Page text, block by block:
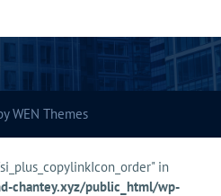
WEN Themes
in
chantey.xyz/public_html/wp-